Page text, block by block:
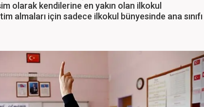
olarak kendilerine en yakın olan ilkokul
almaları için sadece ilkokul bünyesinde ana sınıfı